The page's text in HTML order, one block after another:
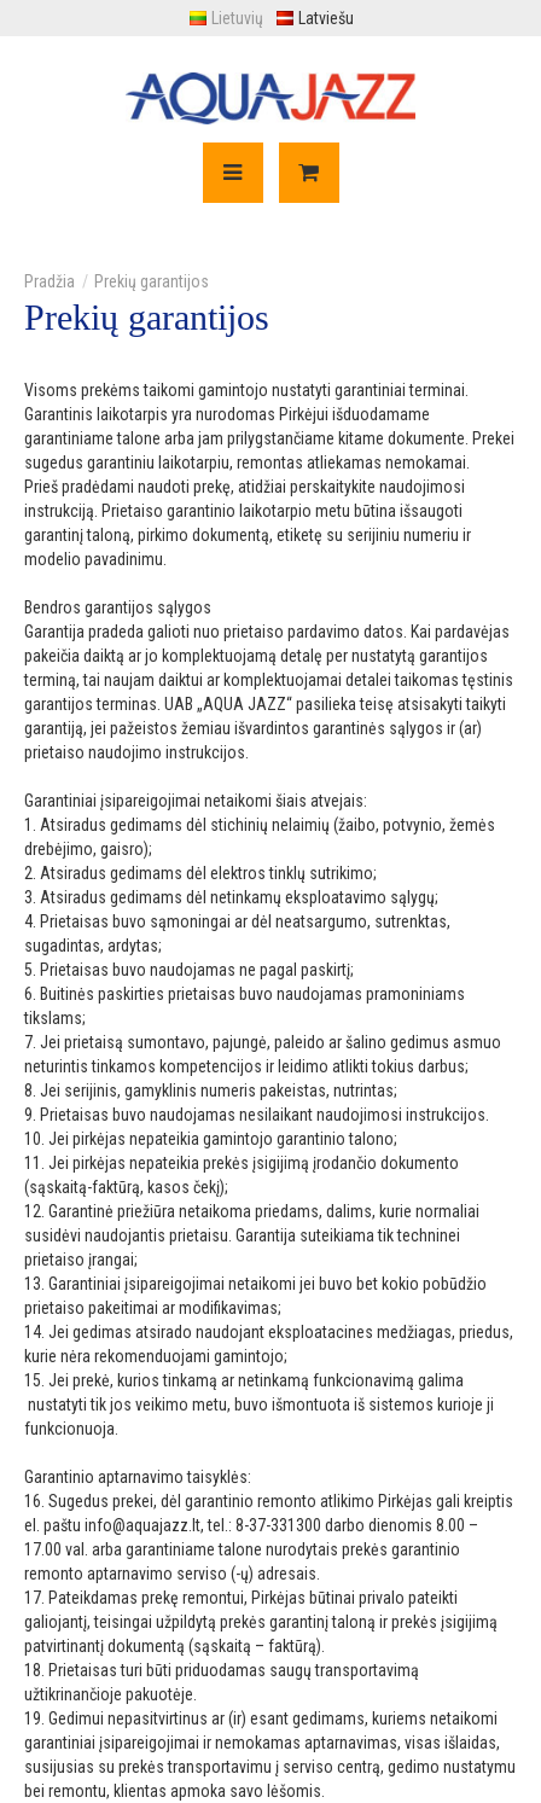
Lietuvių Latviešu
Prekių garantijos
Prekių garantijos
Visoms prekėms taikomi gamintojo nustatyti garantiniai terminai.
Garantinis laikotarpis yra nurodomas Pirkėjui išduodamame
garantiniame talone arba jam prilygstančiame kitame dokumente. Prekei
sugedus garantiniu laikotarpiu, remontas atliekamas nemokamai.
Prieš pradėdami naudoti prekę, atidžiai perskaitykite naudojimosi
instrukciją. Prietaiso garantinio laikotarpio metu būtina išsaugoti
garantinį taloną, pirkimo dokumentą, etiketę su serijiniu numeriu ir
modelio pavadinimu.
Bendros garantijos sąlygos
Garantija pradeda galioti nuo prietaiso pardavimo datos. Kai pardavėjas
pakeičia daiktą ar jo komplektuojamą detalę per nustatytą garantijos
terminą, tai naujam daiktui ar komplektuojamai detalei taikomas tęstinis
garantijos terminas. UAB „AQUA JAZZ“ pasilieka teisę atsisakyti taikyti
garantiją, jei pažeistos žemiau išvardintos garantinės sąlygos ir (ar)
prietaiso naudojimo instrukcijos.
Garantiniai įsipareigojimai netaikomi šiais atvejais:
1. Atsiradus gedimams dėl stichinių nelaimių (žaibo, potvynio, žemės
drebėjimo, gaisro);
2. Atsiradus gedimams dėl elektros tinklų sutrikimo;
3. Atsiradus gedimams dėl netinkamų eksploatavimo sąlygų;
4. Prietaisas buvo sąmoningai ar dėl neatsargumo, sutrenktas,
sugadintas, ardytas;
5. Prietaisas buvo naudojamas ne pagal paskirtį;
6. Buitinės paskirties prietaisas buvo naudojamas pramoniniams
tikslams;
7. Jei prietaisą sumontavo, pajungė, paleido ar šalino gedimus asmuo
neturintis tinkamos kompetencijos ir leidimo atlikti tokius darbus;
8. Jei serijinis, gamyklinis numeris pakeistas, nutrintas;
9. Prietaisas buvo naudojamas nesilaikant naudojimosi instrukcijos.
10. Jei pirkėjas nepateikia gamintojo garantinio talono;
11. Jei pirkėjas nepateikia prekės įsigijimą įrodančio dokumento
(sąskaitą-faktūrą, kasos čekį);
12. Garantinė priežiūra netaikoma priedams, dalims, kurie normaliai
susidėvi naudojantis prietaisu. Garantija suteikiama tik techninei
prietaiso įrangai;
13. Garantiniai įsipareigojimai netaikomi jei buvo bet kokio pobūdžio
prietaiso pakeitimai ar modifikavimas;
14. Jei gedimas atsirado naudojant eksploatacines medžiagas, priedus,
kurie nėra rekomenduojami gamintojo;
15. Jei prekė, kurios tinkamą ar netinkamą funkcionavimą galima
nustatyti tik jos veikimo metu, buvo išmontuota iš sistemos kurioje ji
funkcionuoja.
Garantinio aptarnavimo taisyklės:
16. Sugedus prekei, dėl garantinio remonto atlikimo Pirkėjas gali kreiptis
el. paštu info@aquajazz.lt, tel.: 8-37-331300 darbo dienomis 8.00 –
17.00 val. arba garantiniame talone nurodytais prekės garantinio
remonto aptarnavimo serviso (-ų) adresais.
17. Pateikdamas prekę remontui, Pirkėjas būtinai privalo pateikti
galiojantį, teisingai užpildytą prekės garantinį taloną ir prekės įsigijimą
patvirtinantį dokumentą (sąskaitą – faktūrą).
18. Prietaisas turi būti priduodamas saugų transportavimą
užtikrinančioje pakuotėje.
19. Gedimui nepasitvirtinus ar (ir) esant gedimams, kuriems netaikomi
garantiniai įsipareigojimai ir nemokamas aptarnavimas, visas išlaidas,
susijusias su prekės transportavimu į serviso centrą, gedimo nustatymu
bei remontu, klientas apmoka savo lėšomis.